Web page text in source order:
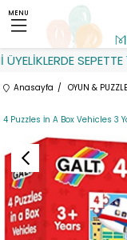
SEPETTE
MENU
Anasayfa OYUN & PUZZLE
4 Puzzles İn A Box Vehicles 3